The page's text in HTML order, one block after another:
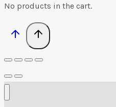
No products in the cart.